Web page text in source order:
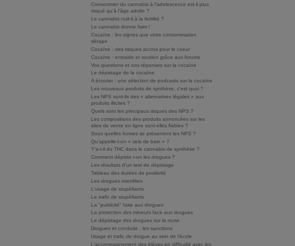
Consommer du cannabis à l’adolescence est-il plus
risqué qu’à l’âge adulte ?
Le cannabis nuit-il à la fertilité ?
Le cannabis donne faim !
Cocaïne : les signes que votre consommation
dérape
Cocaïne : des risques accrus pour le coeur
Cocaïne : entraide et soutien grâce aux forums
Vos questions et nos réponses sur la cocaïne
Le dépistage de la cocaïne
A écouter : une sélection de podcasts sur la cocaïne
Les nouveaux produits de synthèse, c’est quoi ?
Les NPS sont-ils des « alternatives légales » aux
produits illicites ?
Quels sont les principaux risques des NPS ?
Les compositions des produits annoncées sur les
sites de vente en ligne sont-elles fiables ?
Sous quelles formes se présentent les NPS ?
Qu’appelle-t-on « sels de bain » ?
Y’a-t-il du THC dans le cannabis de synthèse ?
Comment dépiste t-on les drogues ?
Les résultats d'un test de dépistage
Tableau des durées de positivité
Les drogues interdites
L'usage de stupéfiants
Le trafic de stupéfiants
La "publicité" faite aux drogues
La protection des mineurs face aux drogues
Le dépistage des drogues sur la route
Drogues et conduite : les sanctions
Usage et trafic de drogue au sein de l'école
L'accompagnement des élèves en difficulté avec les